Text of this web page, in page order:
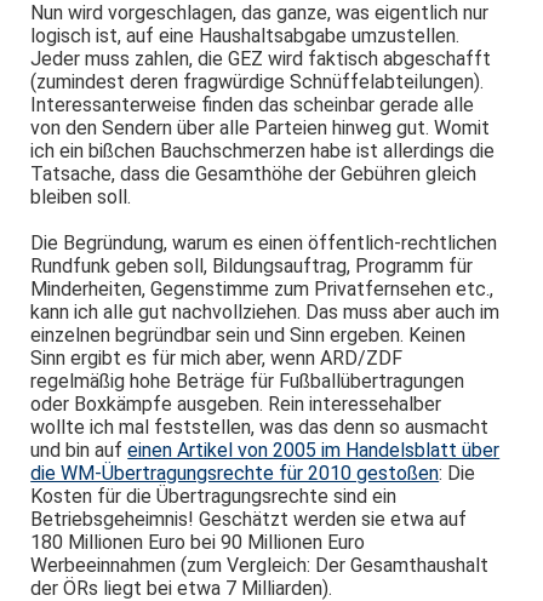
Nun wird vorgeschlagen, das ganze, was eigentlich nur
logisch ist, auf eine Haushaltsabgabe umzustellen.
Jeder muss zahlen, die GEZ wird faktisch abgeschafft
(zumindest deren fragwürdige Schnüffelabteilungen).
Interessanterweise finden das scheinbar gerade alle
von den Sendern über alle Parteien hinweg gut. Womit
ich ein bißchen Bauchschmerzen habe ist allerdings die
Tatsache, dass die Gesamthöhe der Gebühren gleich
bleiben soll.
Die Begründung, warum es einen öffentlich-rechtlichen
Rundfunk geben soll, Bildungsauftrag, Programm für
Minderheiten, Gegenstimme zum Privatfernsehen etc.,
kann ich alle gut nachvollziehen. Das muss aber auch im
einzelnen begründbar sein und Sinn ergeben. Keinen
Sinn ergibt es für mich aber, wenn ARD/ZDF
regelmäßig hohe Beträge für Fußballübertragungen
oder Boxkämpfe ausgeben. Rein interessehalber
wollte ich mal feststellen, was das denn so ausmacht
und bin aufeinen Artikel von 2005 im Handelsblatt über
die WM-Übertragungsrechte für 2010 gestoßen: Die
Kosten für die Übertragungsrechte sind ein
Betriebsgeheimnis! Geschätzt werden sie etwa auf
180 Millionen Euro bei 90 Millionen Euro
Werbeeinnahmen (zum Vergleich: Der Gesamthaushalt
der ÖRs liegt bei etwa 7 Milliarden).